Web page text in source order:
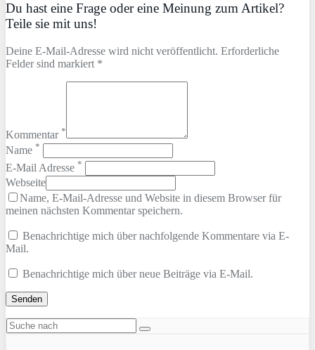
Du hast eine Frage oder eine Meinung zum Artikel?
Teile sie mit uns!
Deine E-Mail-Adresse wird nicht veröffentlicht. Erforderliche
Felder sind markiert *
Kommentar *
Name *
E-Mail Adresse *
Webseite
Name, E-Mail-Adresse und Website in diesem Browser für
meinen nächsten Kommentar speichern.
Benachrichtige mich über nachfolgende Kommentare via E-
Mail.
Benachrichtige mich über neue Beiträge via E-Mail.